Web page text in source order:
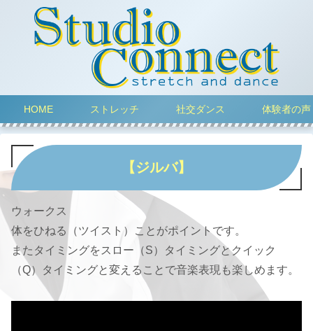
HOME ストレッチ 社交ダンス 体験者の声
【ジルバ】
ウォークス
体をひねる（ツイスト）ことがポイントです。
またタイミングをスロー（S）タイミングとクイック
（Q）タイミングと変えることで音楽表現も楽しめます。